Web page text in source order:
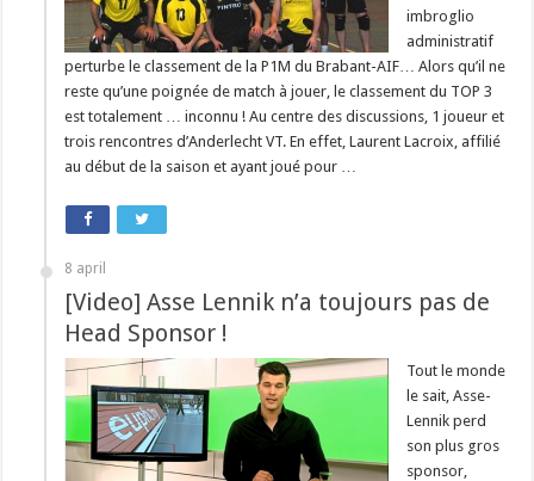
imbroglio
administratif
perturbe le classement de la P1M du Brabant-AIF… Alors qu’il ne
reste qu’une poignée de match à jouer, le classement du TOP 3
est totalement … inconnu ! Au centre des discussions, 1 joueur et
trois rencontres d’Anderlecht VT. En effet, Laurent Lacroix, affilié
au début de la saison et ayant joué pour …
8 april
[Video] Asse Lennik n’a toujours pas de
Head Sponsor !
Tout le monde
le sait, Asse-
Lennik perd
son plus gros
sponsor,